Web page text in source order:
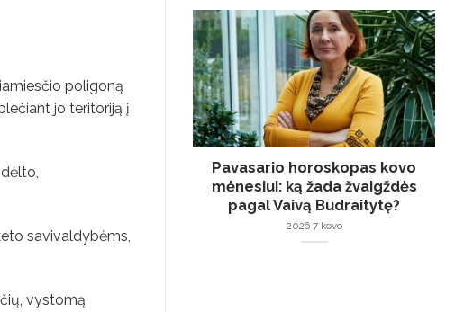
poligoną
jo teritoriją į
savivaldybėms,
vystomą
Pavasario horoskopas kovo
mėnesiui: ką žada žvaigždės
pagal Vaivą Budraitytę?
2026 7 kovo